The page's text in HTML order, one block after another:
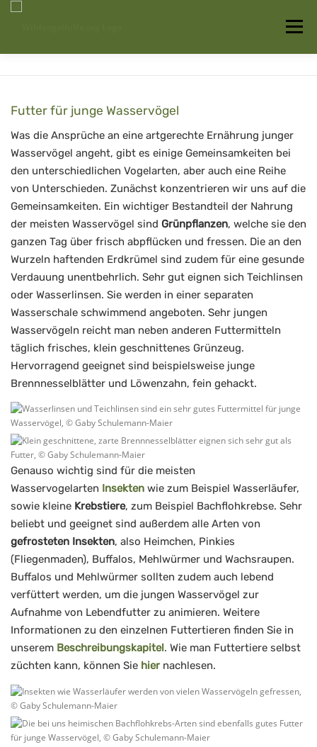
Menü
Auffangstationen
Futter für junge Wasservögel
Was die Ansprüche an eine artgerechte Ernährung junger
Wasservögel angeht, gibt es einige Gemeinsamkeiten bei
den unterschiedlichen Vogelarten, aber auch eine Reihe
von Unterschieden. Zunächst konzentrieren wir uns auf die
Gemeinsamkeiten. Ein wichtiger Bestandteil der Nahrung
der meisten Wasservögel sind Grünpflanzen, welche sie den
ganzen Tag über frisch abpflücken und fressen. Die an den
Wurzeln haftenden Erdkrümel sind zudem für eine gesunde
Verdauung unentbehrlich. Sehr gut eignen sich Teichlinsen
oder Wasserlinsen. Sie werden in einer separaten
Wasserschale schwimmend angeboten. Sehr jungen
Wasservögeln reicht man neben anderen Futtermitteln
täglich frisches, klein geschnittenes Grünzeug.
Hervorragend geeignet sind beispielsweise junge
Brennnesselblätter und Löwenzahn, fein gehackt.
Genauso wichtig sind für die meisten
Wasservogelarten Insekten wie zum Beispiel Wasserläufer,
sowie kleine Krebstiere, zum Beispiel Bachflohkrebse. Sehr
beliebt und geeignet sind außerdem alle Arten von
gefrosteten Insekten, also Heimchen, Pinkies
(Fliegenmaden), Buffalos, Mehlwürmer und Wachsraupen.
Buffalos und Mehlwürmer sollten zudem auch lebend
verfüttert werden, um die jungen Wasservögel zur
Aufnahme von Lebendfutter zu animieren. Weitere
Informationen zu den einzelnen Futtertieren finden Sie in
unserem Beschreibungskapitel. Wie man Futtertiere selbst
züchten kann, können Sie hiernachlesen.